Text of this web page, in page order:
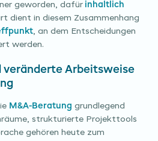
geworden, dafür inhaltlich
dient in diesem Zusammenhang
, an dem Entscheidungen
werden.
veränderte Arbeitsweise
M&A-Beratung grundlegend
strukturierte Projekttools
gehören heute zum